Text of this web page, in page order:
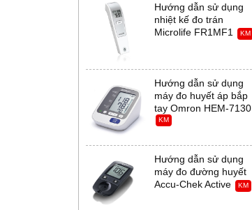
Hướng dẫn sử dụng
nhiệt kế đo trán
Microlife FR1MF1
KM
Hướng dẫn sử dụng
máy đo huyết áp bắp
tay Omron HEM-7130
KM
Hướng dẫn sử dụng
máy đo đường huyết
Accu-Chek Active
KM